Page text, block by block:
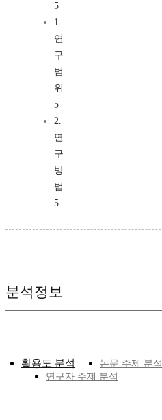
5
1.
연
구
범
위
5
2.
연
구
방
법
5
분석정보
활용도 분석
논문 주제 분석
연구자 주제 분석